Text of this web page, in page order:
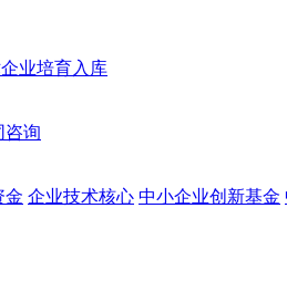
业培育入库
咨询
金 企业技术核心 中小企业创新基金